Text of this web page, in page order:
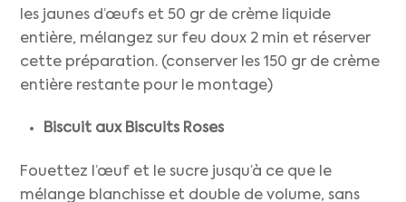
les jaunes d’œufs et 50 gr de crème liquide
entière, mélangez sur feu doux 2 min et réserver
cette préparation. (conserver les 150 gr de crème
entière restante pour le montage)
Biscuit aux Biscuits Roses
Fouettez l’œuf et le sucre jusqu’à ce que le
mélange blanchisse et double de volume, sans